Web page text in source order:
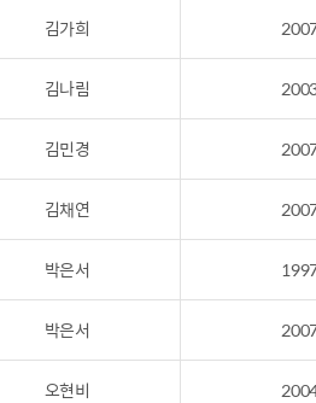
김가희
김나림
김민경
김채연
박은서
박은서
오현비